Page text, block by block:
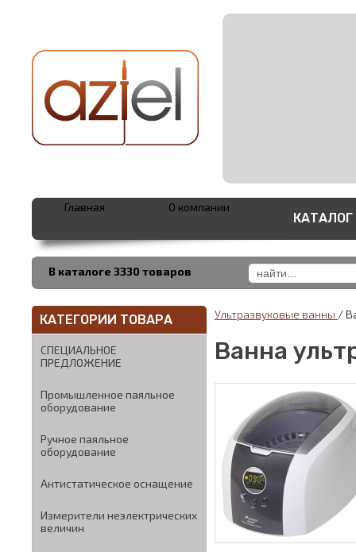
В каталоге 3330 товаров
Главная О компании
КАТАЛОГ
КАТЕГОРИИ ТОВАРА
СПЕЦИАЛЬНОЕ
ПРЕДЛОЖЕНИЕ
Промышленное паяльное
оборудование
Ручное паяльное
оборудование
Антистатическое оснащение
Измерители неэлектрических
величин
Ультразвуковые ванны /
Ванна